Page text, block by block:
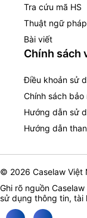
Tra cứu mã HS
Thuật ngữ
Bài viết
Chính sách
Điều khoản sử
Chính sách bảo
Hướng dẫn sử
Hướng dẫn
© 2026 Caselaw Việt
Ghi rõ nguồn
sử dụng thông tin, tài